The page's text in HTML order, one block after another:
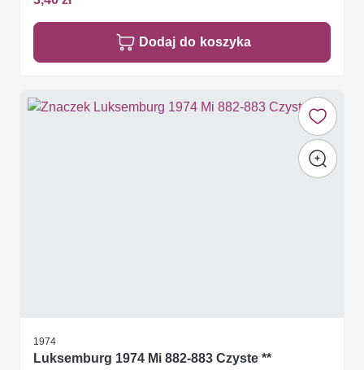
Dodaj do koszyka
1974
Luksemburg 1974 Mi 882-883 Czyste **